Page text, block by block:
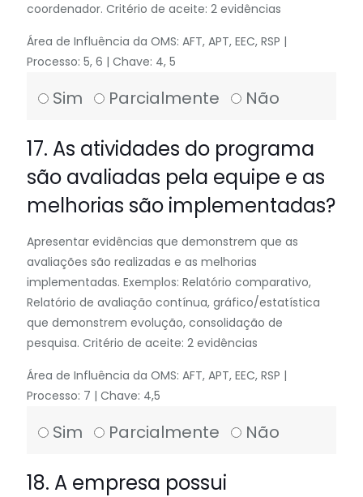
coordenador. Critério de aceite: 2 evidências
Área de Influência da OMS: AFT, APT, EEC, RSP |
Processo: 5, 6 | Chave: 4, 5
Sim Parcialmente Não
17. As atividades do programa
são avaliadas pela equipe e as
melhorias são implementadas?
Apresentar evidências que demonstrem que as
avaliações são realizadas e as melhorias
implementadas. Exemplos: Relatório comparativo,
Relatório de avaliação contínua, gráfico/estatística
que demonstrem evolução, consolidação de
pesquisa. Critério de aceite: 2 evidências
Área de Influência da OMS: AFT, APT, EEC, RSP |
Processo: 7 | Chave: 4,5
Sim Parcialmente Não
18. A empresa possui